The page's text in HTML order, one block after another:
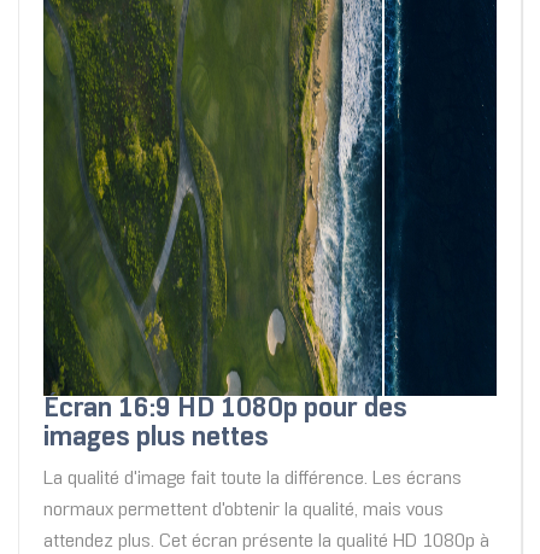
Écran 16:9 HD 1080p pour des
images plus nettes
La qualité d'image fait toute la différence. Les écrans
normaux permettent d'obtenir la qualité, mais vous
attendez plus. Cet écran présente la qualité HD 1080p à